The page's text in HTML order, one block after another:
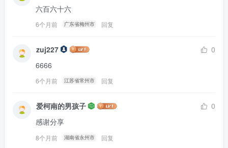
六百六十六
6个月前 广东省梅州市 回复
zuj227
0
6666
6个月前 江苏省常州市 回复
爱柯南的男孩子
0
感谢分享
8个月前 湖南省永州市 回复